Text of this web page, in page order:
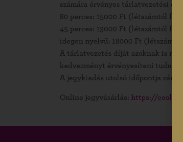
számára érvényes tárlatvezetési
80 perces: 15000 Ft (létszámtól
45 perces: 13000 Ft (létszámtól
idegen nyelvű: 18000 Ft
A tárlatvezetés díját azoknak is
kedvezményt érvényesíteni tudnak.
A jegykiadás utolsó időpontja zárás
Online jegyvásárlás: https://